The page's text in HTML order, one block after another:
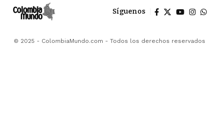
Síguenos
© 2025 - ColombiaMundo.com - Todos los derechos reservados